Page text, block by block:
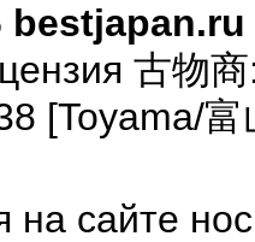
古物
[Toyama/
сайте